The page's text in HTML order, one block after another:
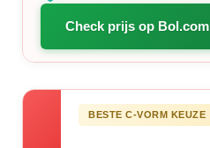
Check prijs op Bol.com
BESTE C-VORM KEUZE